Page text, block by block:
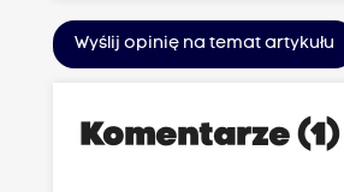
Wyślij opinię na temat artykułu
Komentarze (1)